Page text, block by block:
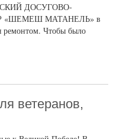
ДОСУГОВО-
«ШЕМЕШ МАТАНЕЛЬ» в
ремонтом. Чтобы было
ветеранов,